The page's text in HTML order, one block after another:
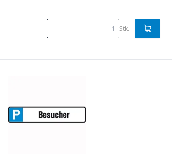
Stk.